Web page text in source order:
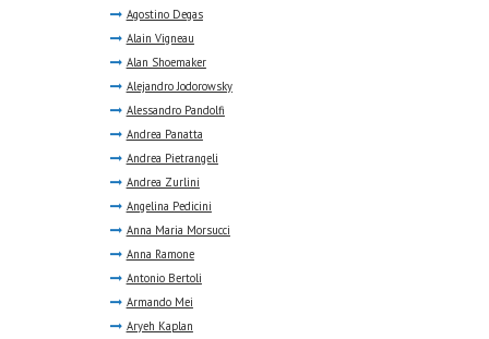
Agostino Degas
Alain Vigneau
Alan Shoemaker
Alejandro Jodorowsky
Alessandro Pandolfi
Andrea Panatta
Andrea Pietrangeli
Andrea Zurlini
Angelina Pedicini
Anna Maria Morsucci
Anna Ramone
Antonio Bertoli
Armando Mei
Aryeh Kaplan